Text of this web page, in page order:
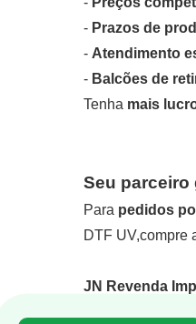
- Prazos de
- Atendimento
- Balcões de
Tenha mais
Seu
Para pedidos
DTF UV,compre
JN Revenda